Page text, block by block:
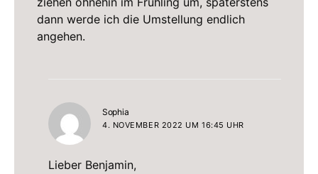
dann werde ich die Umstellung endlich
angehen.
Sophia
4. NOVEMBER 2022 UM 16:45 UHR
Lieber Benjamin,